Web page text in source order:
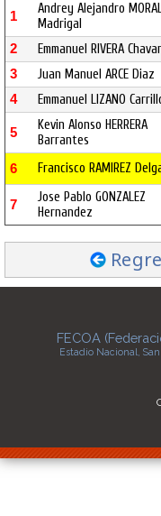
1
Andrey Alejandro
Madrigal
2 Emmanuel RIVERA
3 Juan Manuel ARCE Diaz
4 Emmanuel LIZANO
5
Kevin Alonso HERRERA
Barrantes
6 Francisco RAMIREZ
7
Jose Pablo GONZALEZ
Hernandez
FECOA
Estadio Nacional,